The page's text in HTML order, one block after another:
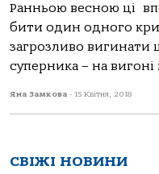
Ранньою весною ці
бити один одного
загрозливо вигинати
суперника – на
Яна Замкова - 15 Квітня, 2018
СВІЖІ НОВИНИ